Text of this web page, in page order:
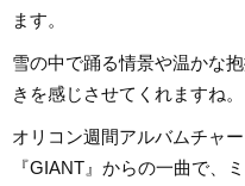
ます。
雪の中で踊る情景や温かな
きを感じさせてくれますね。
オリコン週間アルバムチャ
『GIANT』からの一曲で、